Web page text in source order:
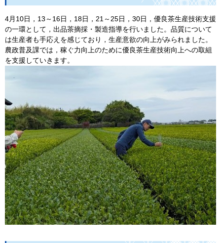
4月10日，13～16日，18日，21～25日，30日，優良茶生産技術支援
の一環として，出品茶摘採・製造指導を行いました。品質について
は生産者も手応えを感じており，生産意欲の向上がみられました。
農政普及課では，稼ぐ力向上のために優良茶生産技術向上への取組
を支援していきます。